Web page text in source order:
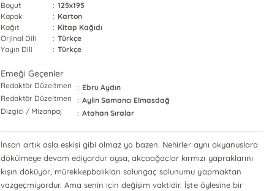
Boyut
: 125x195
Kapak
: Karton
Kağıt
: Kitap Kağıdı
Orjinal Dili
: Türkçe
Yayın Dili
: Türkçe
Emeği Geçenler
Redaktör Düzeltmen : Ebru Aydın
Redaktör Düzeltmen
: Aylin Samancı Elmasdağ
Dizgici / Mizanpaj
: Atahan Sıralar
İnsan artık asla eskisi gibi olmaz ya bazen. Nehirler aynı okyanuslara
dökülmeye devam ediyordur oysa, akçaağaçlar kırmızı yapraklarını
kışın döküyor, mürekkepbalıkları solungaç solunumu yapmaktan
vazgeçmiyordur. Ama senin için değişim vaktidir. İşte öylesine bir